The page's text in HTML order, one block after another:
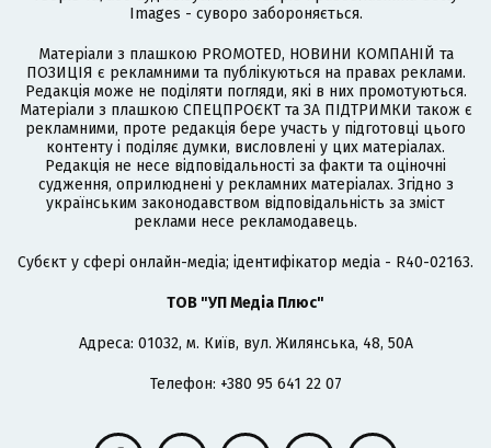
Images - суворо забороняється.
Матеріали з плашкою PROMOTED, НОВИНИ КОМПАНІЙ та
ПОЗИЦІЯ є рекламними та публікуються на правах реклами.
Редакція може не поділяти погляди, які в них промотуються.
Матеріали з плашкою СПЕЦПРОЄКТ та ЗА ПІДТРИМКИ також є
рекламними, проте редакція бере участь у підготовці цього
контенту і поділяє думки, висловлені у цих матеріалах.
Редакція не несе відповідальності за факти та оціночні
судження, оприлюднені у рекламних матеріалах. Згідно з
українським законодавством відповідальність за зміст
реклами несе рекламодавець.
Cубєкт у сфері онлайн-медіа; ідентифікатор медіа - R40-02163.
ТОВ "УП Медіа Плюс"
Адреса: 01032, м. Київ, вул. Жилянська, 48, 50А
Телефон: +380 95 641 22 07